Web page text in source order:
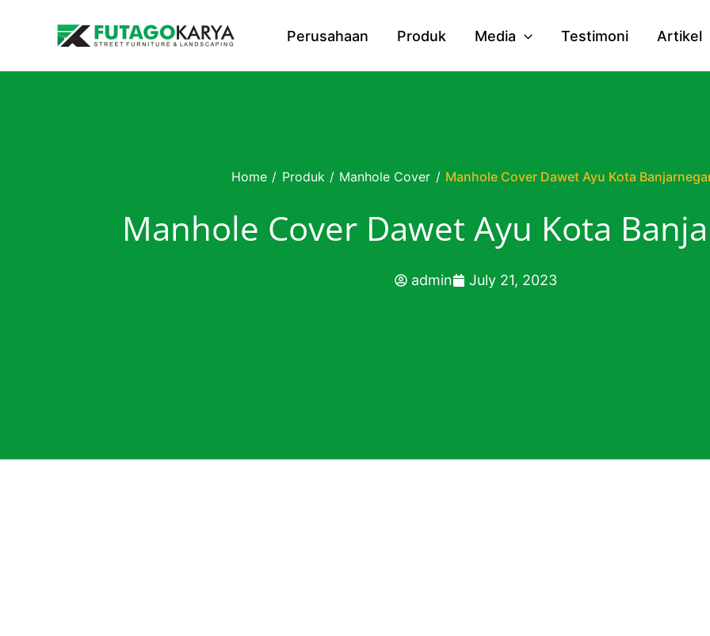
Perusahaan Produk Media Testimoni Artikel
Home / Produk / Manhole Cover / Manhole Cover Dawet Ayu Kota
Manhole Cover Dawet Ayu Kota
admin July 21, 2023